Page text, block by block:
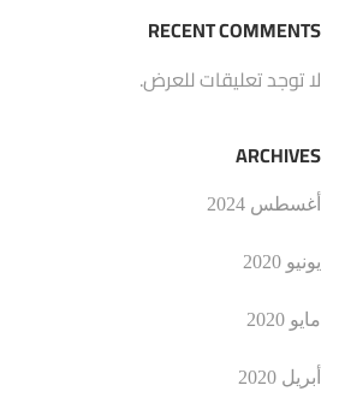
RECENT COMMENTS
لا توجد تعليقات للعرض.
ARCHIVES
أغسطس 2024
يونيو 2020
مايو 2020
أبريل 2020